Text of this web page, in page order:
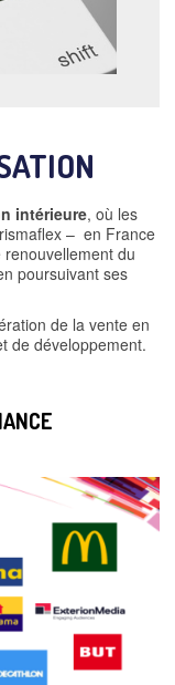
intérieure, où les
– en France
du
poursuivant ses
de la vente en
de développement.